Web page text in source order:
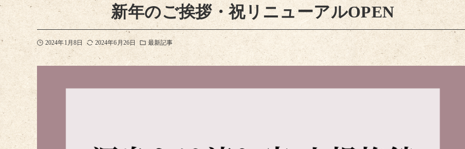
新年のご挨拶・祝リニューアルOPEN
2024年1月8日 2024年6月26日 最新記事